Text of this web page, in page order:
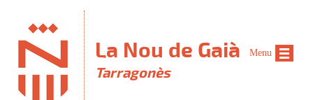
La Nou de Gaià
Tarragonès
Menu